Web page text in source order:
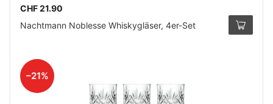
CHF 21.90
Nachtmann Noblesse Whiskygläser, 4er-Set
–21%